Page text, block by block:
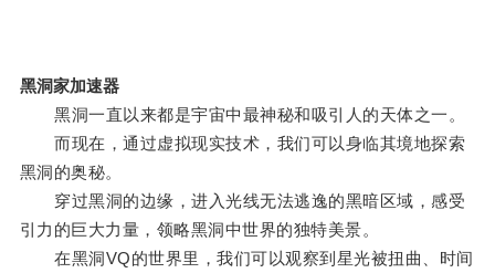
黑洞家加速器
黑洞一直以来都是宇宙中最神秘和吸引人的天体之一。
而现在，通过虚拟现实技术，我们可以身临其境地探索
黑洞的奥秘。
穿过黑洞的边缘，进入光线无法逃逸的黑暗区域，感受
引力的巨大力量，领略黑洞中世界的独特美景。
在黑洞VQ的世界里，我们可以观察到星光被扭曲、时间